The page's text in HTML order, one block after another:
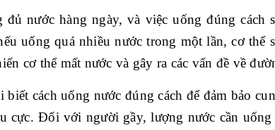
nước hàng ngày, và việc uống đúng cách
uống quá nhiều nước trong một lần, cơ thể
cơ thể mất nước và gây ra các vấn đề về
cách uống nước đúng cách để đảm bảo
cực. Đối với người gầy, lượng nước cần